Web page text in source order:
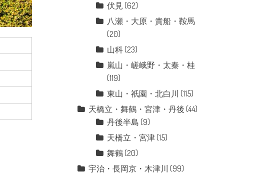
伏見 (62)
八瀬・大原・貴船・鞍馬
(20)
山科 (23)
嵐山・嵯峨野・太秦・桂
(119)
東山・祇園・北白川 (115)
天橋立・舞鶴・宮津・丹後 (44)
丹後半島 (9)
天橋立・宮津 (15)
舞鶴 (20)
宇治・長岡京・木津川 (99)